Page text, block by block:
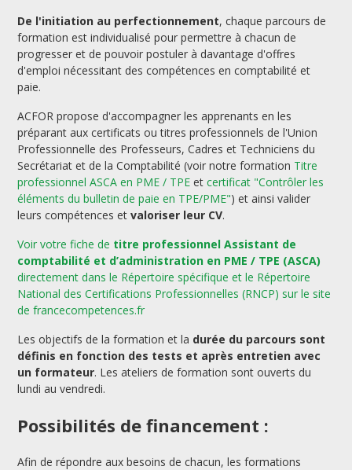
De l'initiation au perfectionnement, chaque parcours de
formation est individualisé pour permettre à chacun de
progresser et de pouvoir postuler à davantage d'offres
d'emploi nécessitant des compétences en comptabilité et
paie.
ACFOR propose d'accompagner les apprenants en les
préparant aux certificats ou titres professionnels de l'Union
Professionnelle des Professeurs, Cadres et Techniciens du
Secrétariat et de la Comptabilité (voir notre formation Titre
professionnel ASCA en PME / TPE etcertificat "Contrôler les
éléments du bulletin de paie en TPE/PME") et ainsi valider
leurs compétences etvaloriser leur CV.
Voir votre fiche de titre professionnel Assistant de
comptabilité et d’administration en PME / TPE (ASCA)
directement dans le Répertoire spécifique et le Répertoire
National des Certifications Professionnelles (RNCP) sur le site
de francecompetences.fr
Les objectifs de la formation et la durée du parcours sont
définis en fonction des tests et après entretien avec
un formateur. Les ateliers de formation sont ouverts du
lundi au vendredi.
Possibilités de financement :
Afin de répondre aux besoins de chacun, les formations